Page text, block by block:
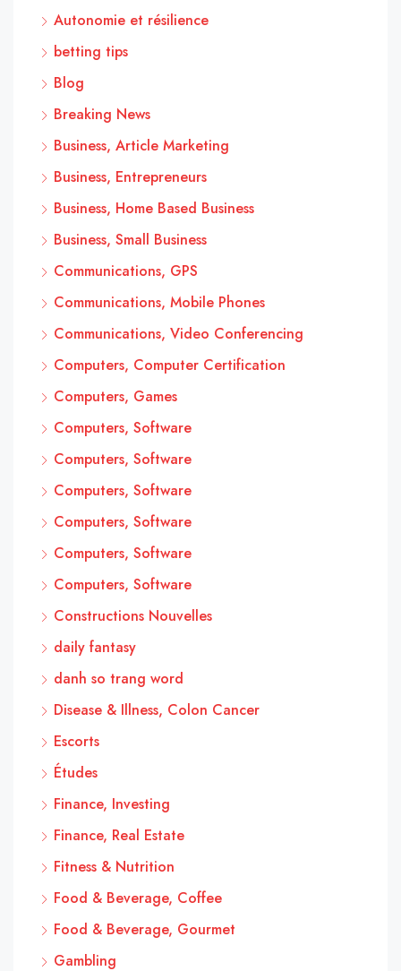
Autonomie et résilience
betting tips
Blog
Breaking News
Business, Article Marketing
Business, Entrepreneurs
Business, Home Based Business
Business, Small Business
Communications, GPS
Communications, Mobile Phones
Communications, Video Conferencing
Computers, Computer Certification
Computers, Games
Computers, Software
Computers, Software
Computers, Software
Computers, Software
Computers, Software
Computers, Software
Constructions Nouvelles
daily fantasy
danh so trang word
Disease & Illness, Colon Cancer
Escorts
Études
Finance, Investing
Finance, Real Estate
Fitness & Nutrition
Food & Beverage, Coffee
Food & Beverage, Gourmet
Gambling